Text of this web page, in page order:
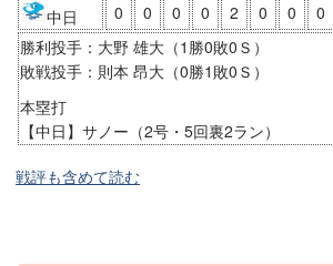
中日
0 0 0 0 2 0 0 0
勝利投手：大野 雄大（1勝0敗0Ｓ）
敗戦投手：則本 昂大（0勝1敗0Ｓ）
本塁打
【中日】サノー（2号・5回裏2ラン）
戦評も含めて読む